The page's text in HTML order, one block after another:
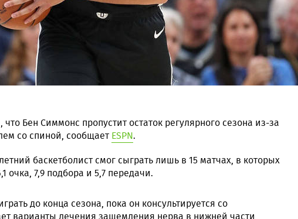
Бен Симмонс пропустит остаток регулярного сезона из-за
со спиной, сообщает ESPN.
баскетболист смог сыграть лишь в 15 матчах, в которых
очка, 7,9 подбора и 5,7 передачи.
до конца сезона, пока он консультируется со